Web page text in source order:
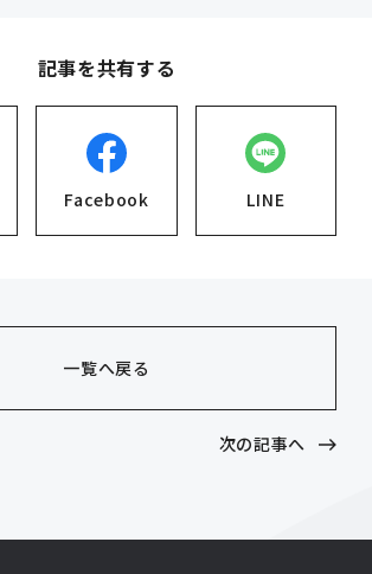
記事を共有する
Facebook LINE
一覧へ戻る
次の記事へ